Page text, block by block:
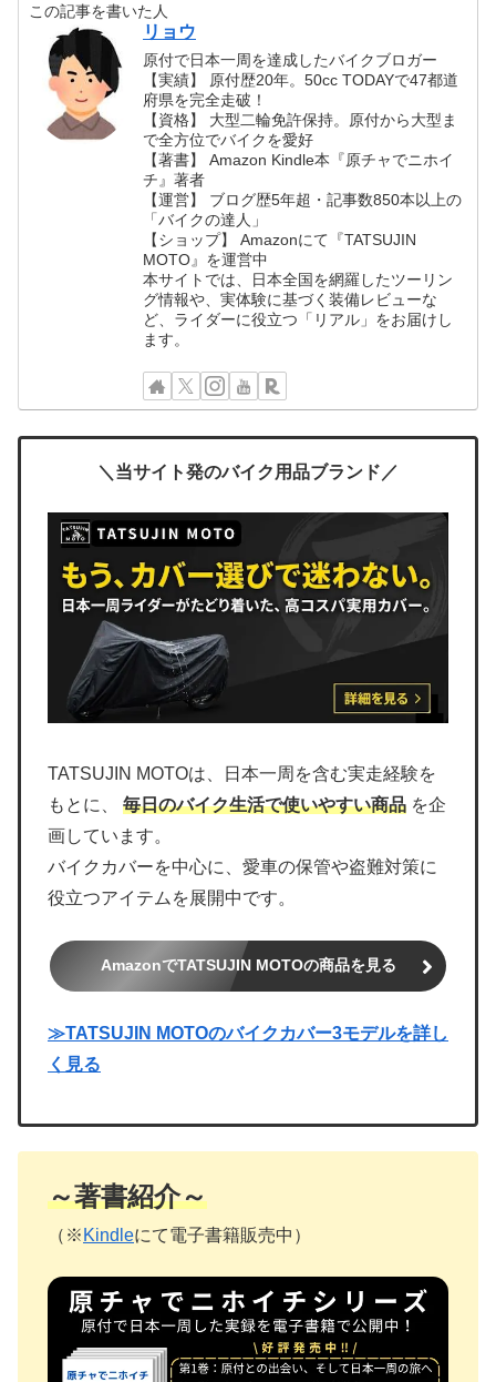
この記事を書いた人
リョウ
原付で日本一周を達成したバイクブロガー
【実績】 原付歴20年。50cc TODAYで47都道
府県を完全走破！
【資格】 大型二輪免許保持。原付から大型ま
で全方位でバイクを愛好
【著書】 Amazon Kindle本『原チャでニホイ
チ』著者
【運営】 ブログ歴5年超・記事数850本以上の
「バイクの達人」
【ショップ】 Amazonにて『TATSUJIN
MOTO』を運営中
本サイトでは、日本全国を網羅したツーリン
グ情報や、実体験に基づく装備レビューな
ど、ライダーに役立つ「リアル」をお届けし
ます。
＼当サイト発のバイク用品ブランド／
TATSUJIN MOTOは、日本一周を含む実走経験を
もとに、 毎日のバイク生活で使いやすい商品 を企
画しています。
バイクカバーを中心に、愛車の保管や盗難対策に
役立つアイテムを展開中です。
AmazonでTATSUJIN MOTOの商品を見る
≫TATSUJIN MOTOのバイクカバー3モデルを詳し
く見る
～著書紹介～
（※ Kindleにて電子書籍販売中）